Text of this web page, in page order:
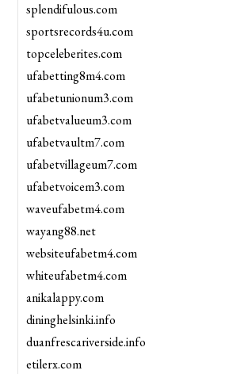
splendifulous.com
sportsrecords4u.com
topceleberites.com
ufabetting8m4.com
ufabetunionum3.com
ufabetvalueum3.com
ufabetvaultm7.com
ufabetvillageum7.com
ufabetvoicem3.com
waveufabetm4.com
wayang88.net
websiteufabetm4.com
whiteufabetm4.com
anikalappy.com
dininghelsinki.info
duanfrescariverside.info
etilerx.com